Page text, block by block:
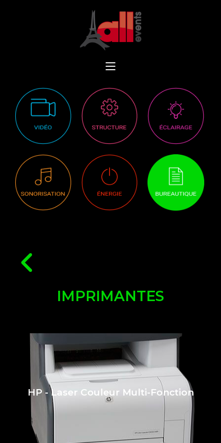
IMPRIMANTES
HP - Laser Couleur Multi-Fonction